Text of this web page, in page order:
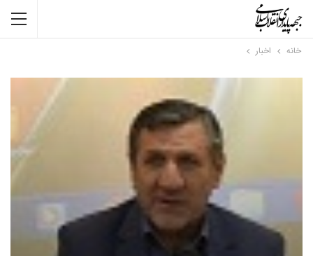
خانه اخبار